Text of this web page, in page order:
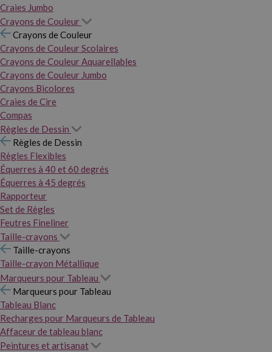
Craies Jumbo
Crayons de Couleur
Crayons de Couleur
Crayons de Couleur Scolaires
Crayons de Couleur Aquarellables
Crayons de Couleur Jumbo
Crayons Bicolores
Craies de Cire
Compas
Règles de Dessin
Règles de Dessin
Règles Flexibles
Équerres à 40 et 60 degrés
Équerres à 45 degrés
Rapporteur
Set de Règles
Feutres Fineliner
Taille-crayons
Taille-crayons
Taille-crayon Métallique
Marqueurs pour Tableau
Marqueurs pour Tableau
Tableau Blanc
Recharges pour Marqueurs de Tableau
Affaceur de tableau blanc
Peintures et artisanat